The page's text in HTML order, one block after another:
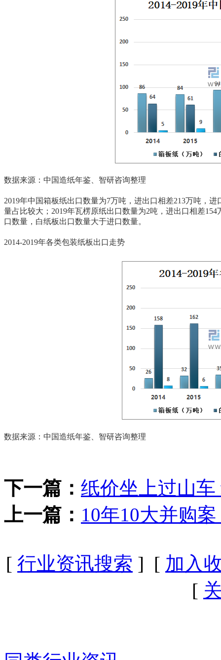
数据来源：中国造纸年鉴、智研咨询整理
2019年中国箱板纸出口数量为7万吨，进出口相差213万吨，
量占比较大；2019年瓦楞原纸出口数量为2吨，进出口相差
口数量，白纸板出口数量大于进口数量。
2014-2019年各类包装纸板出口走势
数据来源：中国造纸年鉴、智研咨询整理
下一篇： 纸价坐上过山
上一篇： 10年10大并购
[ 行业资讯搜索 ] [ 加入
[